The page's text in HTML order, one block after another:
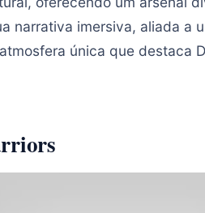
narrativa imersiva, aliada a
única que destaca